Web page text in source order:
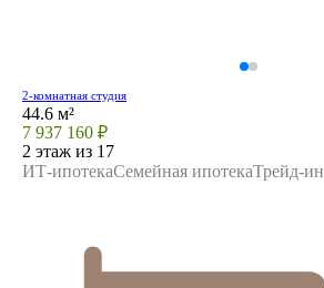
2-комнатная студия
44.6 м²
7 937 160 ₽
2 этаж из 17
ИТ-ипотекаСемейная ипотекаТрейд-ин